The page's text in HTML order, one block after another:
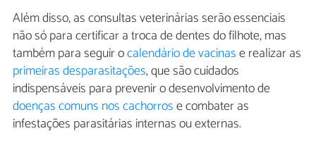
Além disso, as consultas veterinárias serão essenciais
não só para certificar a troca de dentes do filhote, mas
também para seguir ocalendário de vacinase realizar as
primeiras desparasitações, que são cuidados
indispensáveis para prevenir o desenvolvimento de
doenças comuns nos cachorrose combater as
infestações parasitárias internas ou externas.